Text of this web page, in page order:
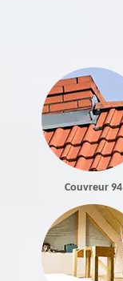
Couvreur 94